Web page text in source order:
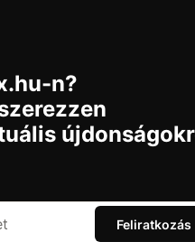
n?
Feliratkozás